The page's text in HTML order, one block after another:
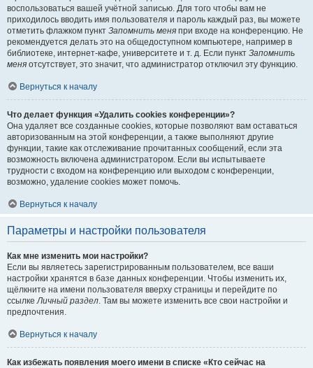
воспользоваться вашей учётной записью. Для того чтобы вам не
приходилось вводить имя пользователя и пароль каждый раз, вы можете
отметить флажком пункт Запомнить меня при входе на конференцию. Не
рекомендуется делать это на общедоступном компьютере, например в
библиотеке, интернет-кафе, университете и т. д. Если пункт Запомнить
меня отсутствует, это значит, что администратор отключил эту функцию.
Вернуться к началу
Что делает функция «Удалить cookies конференции»?
Она удаляет все созданные cookies, которые позволяют вам оставаться
авторизованным на этой конференции, а также выполняют другие
функции, такие как отслеживание прочитанных сообщений, если эта
возможность включена администратором. Если вы испытываете
трудности с входом на конференцию или выходом с конференции,
возможно, удаление cookies может помочь.
Вернуться к началу
Параметры и настройки пользователя
Как мне изменить мои настройки?
Если вы являетесь зарегистрированным пользователем, все ваши
настройки хранятся в базе данных конференции. Чтобы изменить их,
щёлкните на имени пользователя вверху страницы и перейдите по
ссылкеЛичный раздел. Там вы можете изменить все свои настройки и
предпочтения.
Вернуться к началу
Как избежать появления моего имени в списке «Кто сейчас на